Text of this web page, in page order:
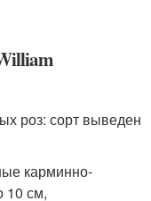
роз: сорт выведен
карминно-
10 см,